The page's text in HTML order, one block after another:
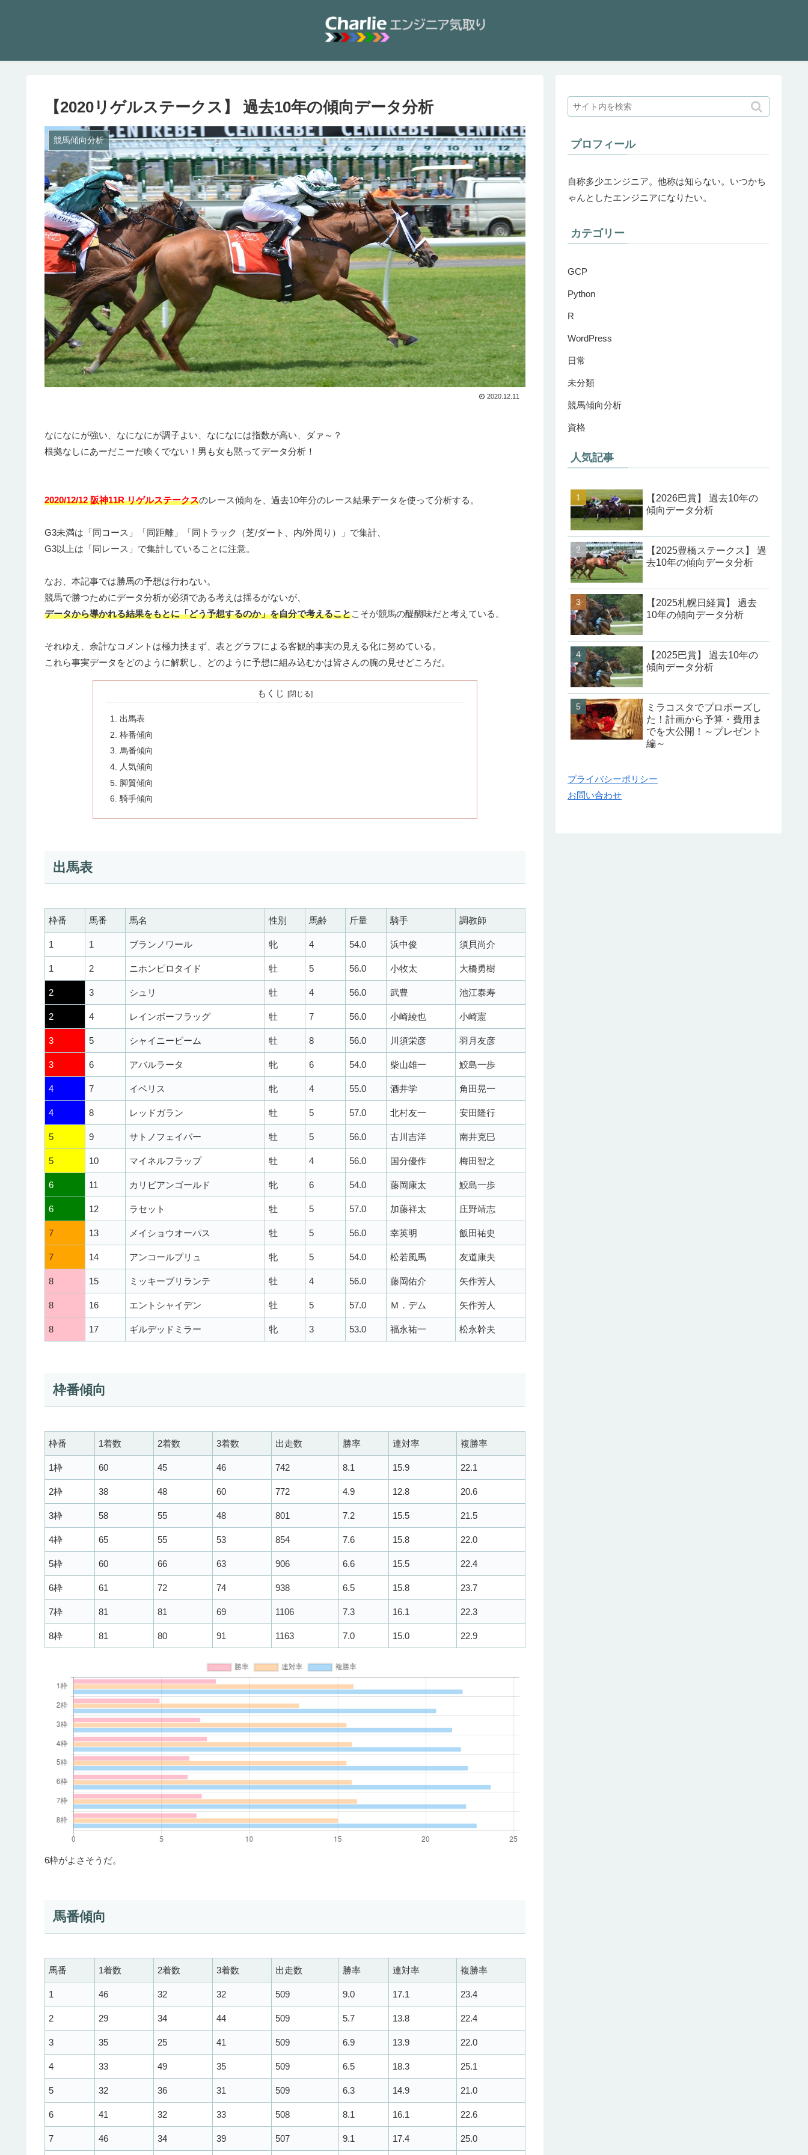
【2020リゲルステークス】 過去10年の傾向データ分析
競馬傾向分析
2020.12.11
なになにが強い、なになにが調子よい、なになには指数が高い、ダァ～？
根拠なしにあーだこーだ喚くでない！男も女も黙ってデータ分析！
2020/12/12 阪神11R リゲルステークスのレース傾向を、過去10年分のレース結果データを使って分析する。
G3未満は「同コース」「同距離」「同トラック（芝/ダート、内/外周り）」で集計、
G3以上は「同レース」で集計していることに注意。
なお、本記事では勝馬の予想は行わない。
競馬で勝つためにデータ分析が必須である考えは揺るがないが、
データから導かれる結果をもとに「どう予想するのか」を自分で考えることこそが競馬の醍醐味だと考えている。
それゆえ、余計なコメントは極力挟まず、表とグラフによる客観的事実の見える化に努めている。
これら事実データをどのように解釈し、どのように予想に組み込むかは皆さんの腕の見せどころだ。
もくじ
出馬表
枠番傾向
馬番傾向
人気傾向
脚質傾向
騎手傾向
出馬表
枠番 馬番 馬名 性別 馬齢 斤量 騎手 調教師
1 1 ブランノワール 牝 4 54.0 浜中俊 須貝尚介
1 2 ニホンピロタイド 牡 5 56.0 小牧太 大橋勇樹
2 3 シュリ 牡 4 56.0 武豊 池江泰寿
2 4 レインボーフラッグ 牡 7 56.0 小崎綾也 小崎憲
3 5 シャイニービーム 牡 8 56.0 川須栄彦 羽月友彦
3 6 アバルラータ 牝 6 54.0 柴山雄一 鮫島一歩
4 7 イベリス 牝 4 55.0 酒井学 角田晃一
4 8 レッドガラン 牡 5 57.0 北村友一 安田隆行
5 9 サトノフェイバー 牡 5 56.0 古川吉洋 南井克巳
5 10 マイネルフラップ 牡 4 56.0 国分優作 梅田智之
6 11 カリビアンゴールド 牝 6 54.0 藤岡康太 鮫島一歩
6 12 ラセット 牡 5 57.0 加藤祥太 庄野靖志
7 13 メイショウオーパス 牡 5 56.0 幸英明 飯田祐史
7 14 アンコールプリュ 牝 5 54.0 松若風馬 友道康夫
8 15 ミッキーブリランテ 牡 4 56.0 藤岡佑介 矢作芳人
8 16 エントシャイデン 牡 5 57.0 Ｍ．デム 矢作芳人
8 17 ギルデッドミラー 牝 3 53.0 福永祐一 松永幹夫
枠番傾向
枠番 1着数 2着数 3着数 出走数 勝率 連対率 複勝率
1枠 60 45 46 742 8.1 15.9 22.1
2枠 38 48 60 772 4.9 12.8 20.6
3枠 58 55 48 801 7.2 15.5 21.5
4枠 65 55 53 854 7.6 15.8 22.0
5枠 60 66 63 906 6.6 15.5 22.4
6枠 61 72 74 938 6.5 15.8 23.7
7枠 81 81 69 1106 7.3 16.1 22.3
8枠 81 80 91 1163 7.0 15.0 22.9
6枠がよさそうだ。
馬番傾向
馬番 1着数 2着数 3着数 出走数 勝率 連対率 複勝率
1 46 32 32 509 9.0 17.1 23.4
2 29 34 44 509 5.7 13.8 22.4
3 35 25 41 509 6.9 13.9 22.0
4 33 49 35 509 6.5 18.3 25.1
5 32 36 31 509 6.3 14.9 21.0
6 41 32 33 508 8.1 16.1 22.6
7 46 34 39 507 9.1 17.4 25.0
プロフィール
自称多少エンジニア。他称は知らない。いつかち
ゃんとしたエンジニアになりたい。
カテゴリー
GCP
Python
R
WordPress
日常
未分類
競馬傾向分析
資格
人気記事
【2026巴賞】 過去10年の
傾向データ分析
【2025豊橋ステークス】 過
去10年の傾向データ分析
【2025札幌日経賞】 過去
10年の傾向データ分析
【2025巴賞】 過去10年の
傾向データ分析
ミラコスタでプロポーズし
た！計画から予算・費用ま
でを大公開！～プレゼント
編～
プライバシーポリシー
お問い合わせ